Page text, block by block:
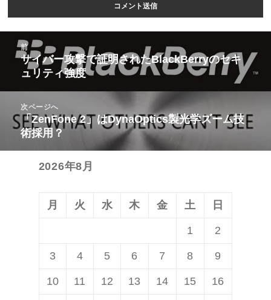
ビ
前
前
の
投
稿:
サイバー攻撃で証明されたBlackBerryのセキ
ュリティ強度
次ページへ
次
の
投
「ZenFone 2」はDynaOptics製光学ズーム技
術採用？
2026年8月
月 火 水 木 金 土 日
1 2
3 4 5 6 7 8 9
10 11 12 13 14 15 16